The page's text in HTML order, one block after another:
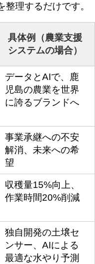
理するだけです。
具体例（農業支援
システムの場合）
データとAIで、鹿
児島の農業を世界
に誇るブランドへ
事業承継への不安
解消、未来への希
望
収穫量15%向上、
作業時間20%削減
独自開発の土壌セ
ンサー、AIによる
最適な水やり予測